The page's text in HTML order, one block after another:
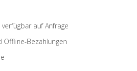
auf Anfrage
Offline-Bezahlungen